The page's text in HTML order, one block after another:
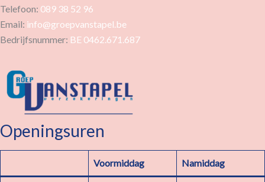
Telefoon: 089 38 52 96
Email: info@groepvanstapel.be
Bedrijfsnummer: BE 0462.671.687
Openingsuren
Voormiddag Namiddag